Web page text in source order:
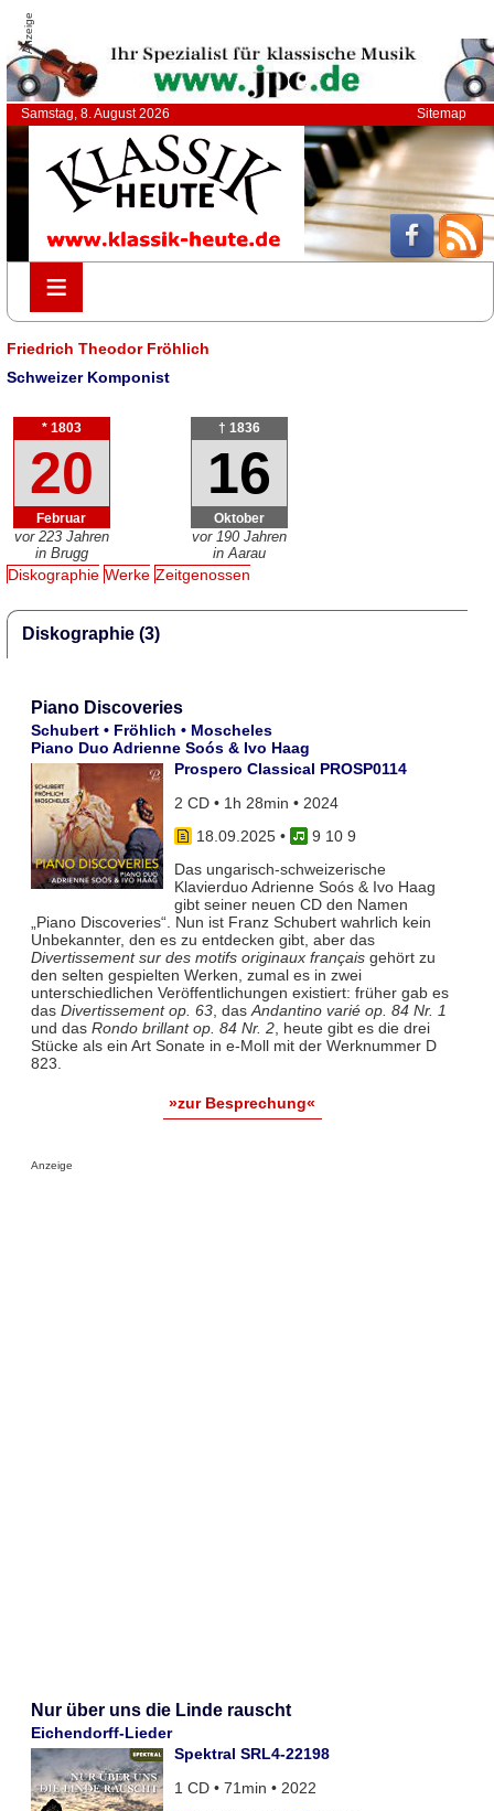
Anzeige
Samstag, 8. August 2026 Sitemap
≡
≡
Friedrich Theodor Fröhlich
Schweizer Komponist
* 1803
20
Februar
vor 223 Jahren
in Brugg
† 1836
16
Oktober
vor 190 Jahren
in Aarau
Diskographie Werke Zeitgenossen
Diskographie (3)
Piano Discoveries
Schubert • Fröhlich • Moscheles
Piano Duo Adrienne Soós & Ivo Haag
Prospero Classical PROSP0114
2 CD • 1h 28min • 2024
18.09.2025•
9 10 9
Das ungarisch-schweizerische
Klavierduo Adrienne Soós & Ivo Haag
gibt seiner neuen CD den Namen
„Piano Discoveries“. Nun ist Franz Schubert wahrlich kein
Unbekannter, den es zu entdecken gibt, aber das
Divertissement sur des motifs originaux françaisgehört zu
den selten gespielten Werken, zumal es in zwei
unterschiedlichen Veröffentlichungen existiert: früher gab es
das Divertissement op. 63, dasAndantino varié op. 84 Nr. 1
und das Rondo brillant op. 84 Nr. 2, heute gibt es die drei
Stücke als ein Art Sonate in e-Moll mit der Werknummer D
823.
»zur Besprechung«
Anzeige
Nur über uns die Linde rauscht
Eichendorff-Lieder
Spektral SRL4-22198
1 CD • 71min • 2022